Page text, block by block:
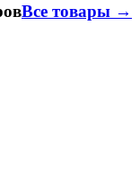
Все товары →